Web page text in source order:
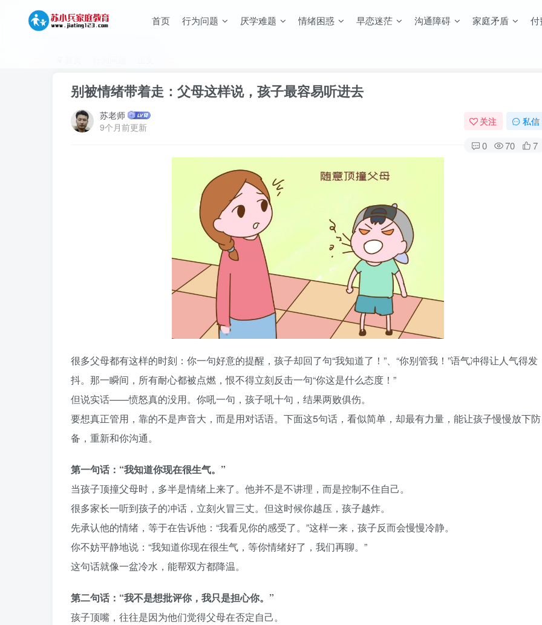
首页 行为问题 厌学难题 情绪困惑 早恋迷茫 沟通障碍 家庭矛盾 付
别被情绪带着走：父母这样说，孩子最容易听进去
苏老师
9个月前更新
关注 私信
0 70 7
很多父母都有这样的时刻：你一句好意的提醒，孩子却回了句“我知道了！”、“你别管我！”语气冲得让人气得发
抖。那一瞬间，所有耐心都被点燃，恨不得立刻反击一句“你这是什么态度！”
但说实话——愤怒真的没用。你吼一句，孩子吼十句，结果两败俱伤。
要想真正管用，靠的不是声音大，而是用对话语。下面这5句话，看似简单，却最有力量，能让孩子慢慢放下防
备，重新和你沟通。
第一句话：“我知道你现在很生气。”
当孩子顶撞父母时，多半是情绪上来了。他并不是不讲理，而是控制不住自己。
很多家长一听到孩子的冲话，立刻火冒三丈。但这时候你越压，孩子越炸。
先承认他的情绪，等于在告诉他：“我看见你的感受了。”这样一来，孩子反而会慢慢冷静。
你不妨平静地说：“我知道你现在很生气，等你情绪好了，我们再聊。”
这句话就像一盆冷水，能帮双方都降温。
第二句话：“我不是想批评你，我只是担心你。”
孩子顶嘴，往往是因为他们觉得父母在否定自己。